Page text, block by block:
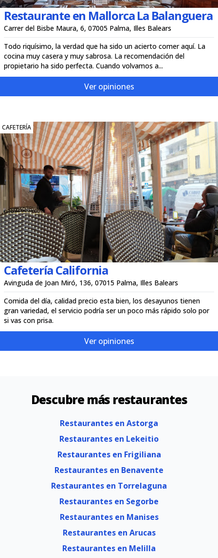
Restaurante en Mallorca La Balanguera
Carrer del Bisbe Maura, 6, 07005 Palma, Illes Balears
Todo riquísimo, la verdad que ha sido un acierto comer aquí. La
cocina muy casera y muy sabrosa. La recomendación del
propietario ha sido perfecta. Cuando volvamos a...
Ver opiniones
CAFETERÍA
Cafetería California
Avinguda de Joan Miró, 136, 07015 Palma, Illes Balears
Comida del día, calidad precio esta bien, los desayunos tienen
gran variedad, el servicio podría ser un poco más rápido solo por
si vas con prisa.
Ver opiniones
Descubre más restaurantes
Restaurantes en Astorga
Restaurantes en Lekeitio
Restaurantes en Frigiliana
Restaurantes en Benavente
Restaurantes en Torrelaguna
Restaurantes en Segorbe
Restaurantes en Manises
Restaurantes en Arucas
Restaurantes en Melilla